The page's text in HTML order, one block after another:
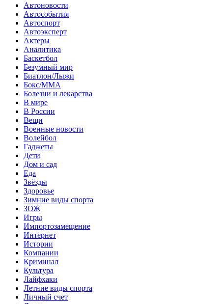
Автоновости
Автособытия
Автоспорт
Автоэксперт
Актеры
Аналитика
Баскетбол
Безумный мир
Биатлон/Лыжи
Бокс/MMA
Болезни и лекарства
В мире
В России
Вещи
Военные новости
Волейбол
Гаджеты
Дети
Дом и сад
Еда
Звёзды
Здоровье
Зимние виды спорта
ЗОЖ
Игры
Импортозамещение
Интернет
Истории
Компании
Криминал
Культура
Лайфхаки
Летние виды спорта
Личный счет